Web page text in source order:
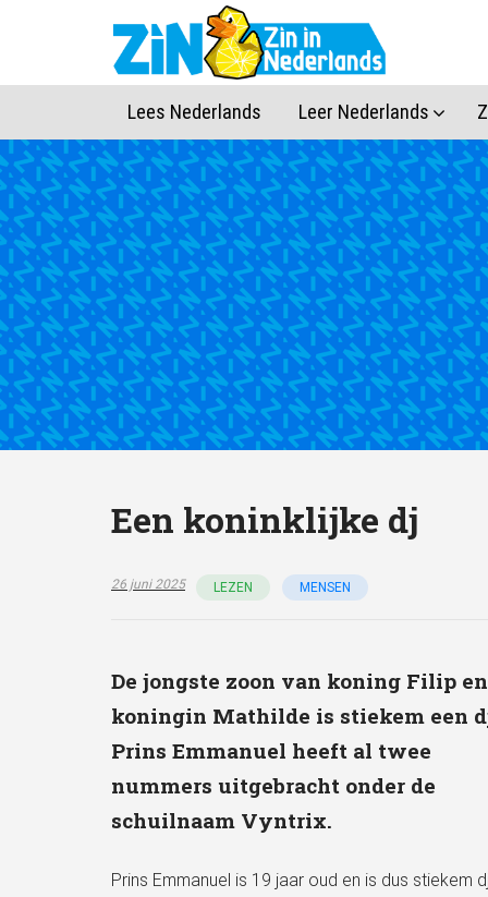
Lees Nederlands Leer Nederlands
Een koninklijke dj
26 juni 2025 LEZEN MENSEN
De jongste zoon van koning Filip en
koningin Mathilde is stiekem een
Prins Emmanuel heeft al twee
nummers uitgebracht onder de
schuilnaam Vyntrix.
Prins Emmanuel is 19 jaar oud en is dus stiekem